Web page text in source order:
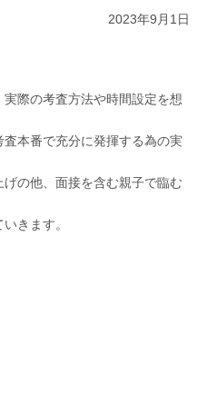
2023年9月1日
際の考査方法や時間設定を想
本番で充分に発揮する為の実
の他、面接を含む親子で臨む
きます。